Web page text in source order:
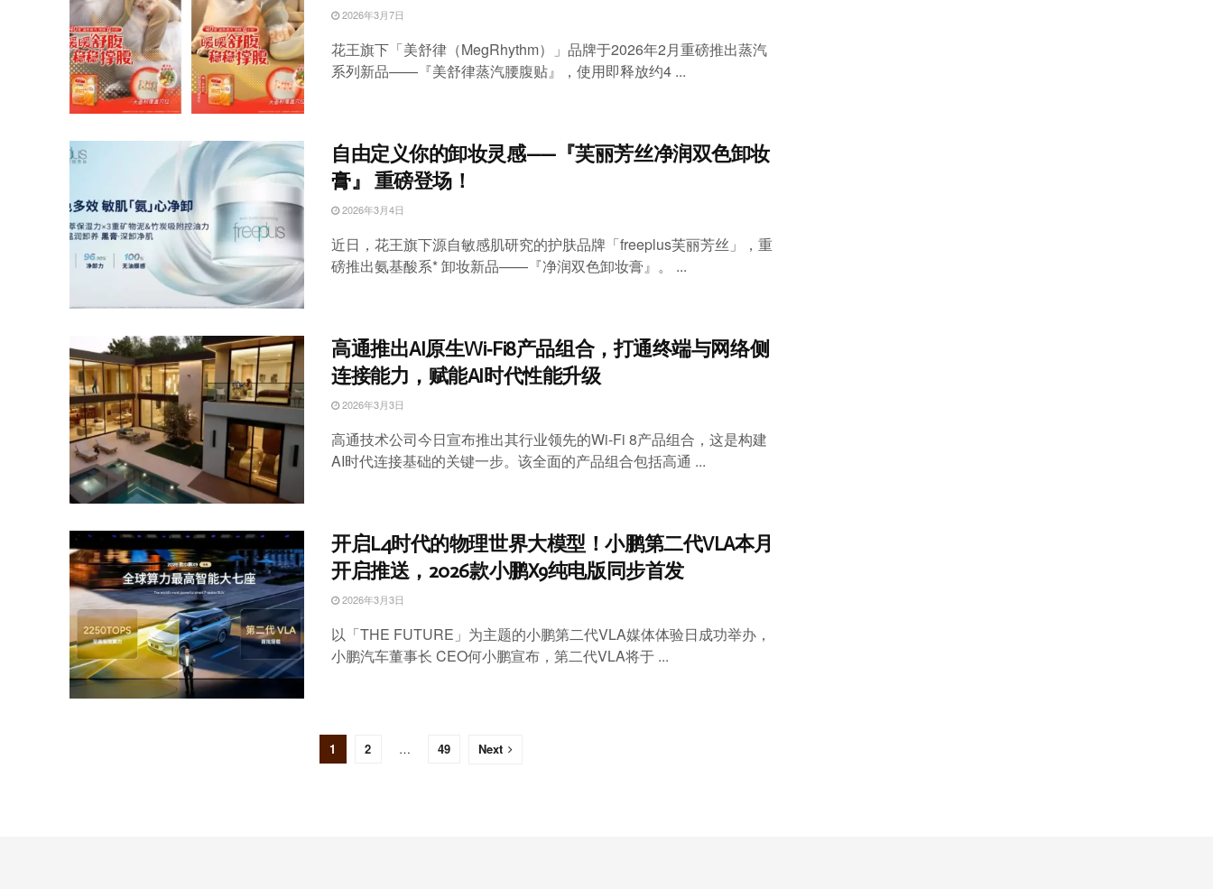
2026年3月7日
花王旗下「美舒律（MegRhythm）」品牌于2026年2月重磅推出蒸汽
系列新品——『美舒律蒸汽腰腹贴』，使用即释放约4 ...
自由定义你的卸妆灵感——『芙丽芳丝净润双色卸妆
膏』 重磅登场！
2026年3月4日
近日，花王旗下源自敏感肌研究的护肤品牌「freeplus芙丽芳丝」，重
磅推出氨基酸系* 卸妆新品——『净润双色卸妆膏』。 ...
高通推出AI原生Wi‑Fi8产品组合，打通终端与网络侧
连接能力，赋能AI时代性能升级
2026年3月3日
高通技术公司今日宣布推出其行业领先的Wi-Fi 8产品组合，这是构建
AI时代连接基础的关键一步。该全面的产品组合包括高通 ...
开启L4时代的物理世界大模型！小鹏第二代VLA本月
开启推送，2026款小鹏X9纯电版同步首发
2026年3月3日
以「THE FUTURE」为主题的小鹏第二代VLA媒体体验日成功举办，
小鹏汽车董事长 CEO何小鹏宣布，第二代VLA将于 ...
1 2 … 49 Next